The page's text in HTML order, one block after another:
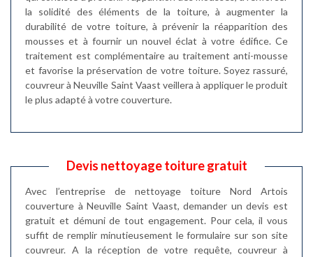
la solidité des éléments de la toiture, à augmenter la
durabilité de votre toiture, à prévenir la réapparition des
mousses et à fournir un nouvel éclat à votre édifice. Ce
traitement est complémentaire au traitement anti-mousse
et favorise la préservation de votre toiture. Soyez rassuré,
couvreur à Neuville Saint Vaast veillera à appliquer le produit
le plus adapté à votre couverture.
Devis nettoyage toiture gratuit
Avec l’entreprise de nettoyage toiture Nord Artois
couverture à Neuville Saint Vaast, demander un devis est
gratuit et démuni de tout engagement. Pour cela, il vous
suffit de remplir minutieusement le formulaire sur son site
couvreur. A la réception de votre requête, couvreur à